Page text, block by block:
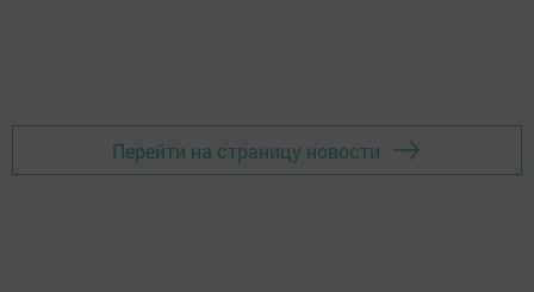
Перейти на страницу новости